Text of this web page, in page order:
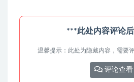
***此处内容评论
温馨提示：此处为隐藏内容，需要
评论查看